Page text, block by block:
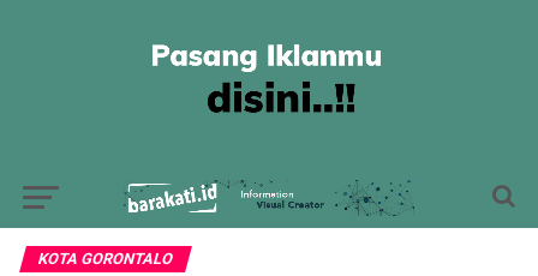
KOTA GORONTALO